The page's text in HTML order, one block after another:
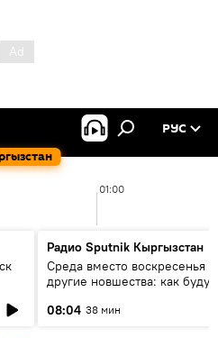
РУС
01:00
Радио Sputnik Кыргызстан
Среда вместо воскресенья и
другие новшества: как будут
08:04 38 мин